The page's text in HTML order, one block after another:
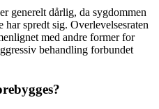
generelt dårlig, da sygdommen
har spredt sig. Overlevelsesraten
med andre former for
behandling forbundet